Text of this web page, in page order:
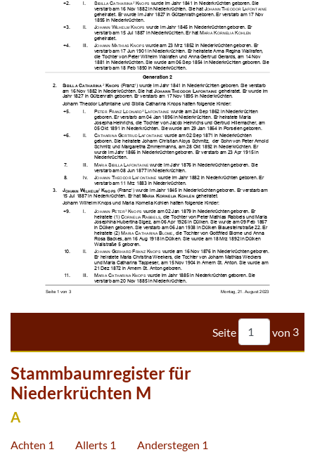
     

      


     

      

     







         
      



       




     





     



     



       
       

     

    



       

 
       


     




Seite von 3
Stammbaumregister für
Niederkrüchten M
A
Achten 1 Allerts 1 Anderstegen 1